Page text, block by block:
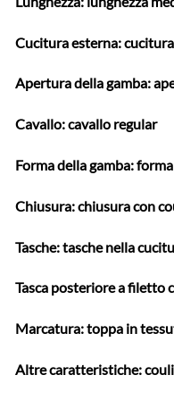
Cucitura esterna:
Apertura della gamba:
Cavallo: cavallo regular
Forma della gamba:
Chiusura: chiusura con
Tasche: tasche nella
Tasca posteriore a filetto
Marcatura: toppa in
Altre caratteristiche: